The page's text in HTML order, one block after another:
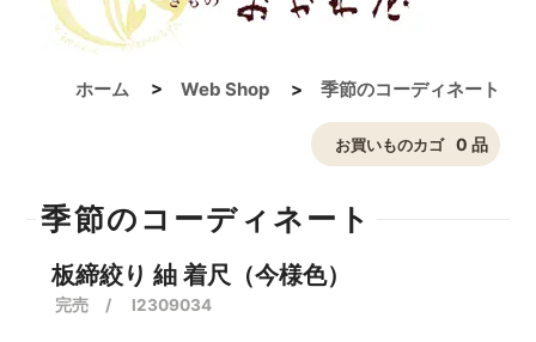
ホーム > Web Shop > 季節のコーディネート
お買いものカゴ 0 品
季節のコーディネート
板締絞り 紬 着尺（今様色）
完売 / I2309034